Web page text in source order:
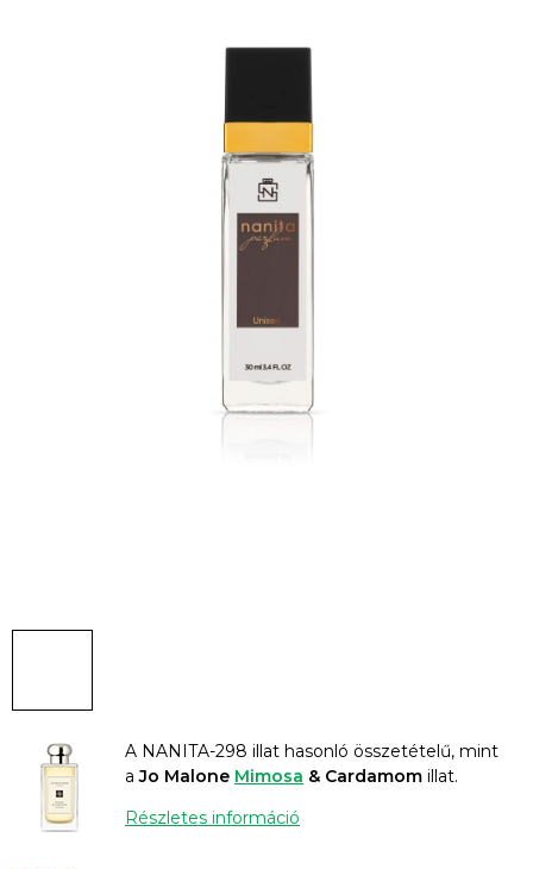
A NANITA-298 illat hasonló összetételű, mint
aJo Malone Mimosa & Cardamom illat.
Részletes információ